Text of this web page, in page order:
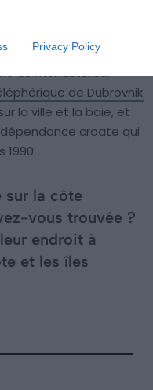
Privacy Policy
mondial de
baroque,
les monastères,
de Dubrovnik
la ville et la baie, et
croate qui
sur la côte
vous trouvée ?
endroit à
et les îles